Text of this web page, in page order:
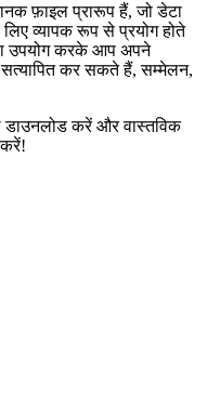
फ़ाइल प्रारूप हैं, जो डेटा
लिए व्यापक रूप से प्रयोग होते
उपयोग करके आप अपने
सत्यापित कर सकते हैं, सम्मेलन,
करें और वास्तविक
करें!